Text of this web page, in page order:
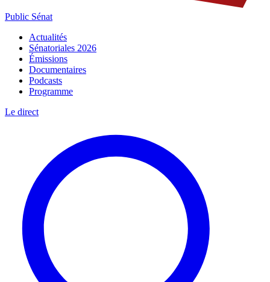
Public Sénat
Actualités
Sénatoriales 2026
Émissions
Documentaires
Podcasts
Programme
Le direct